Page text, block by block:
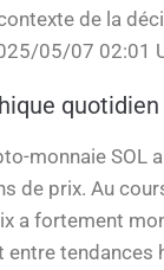
de la
05/07 02:01
quotidien
monnaie SOL
de prix. Au
a fortement
entre tendances